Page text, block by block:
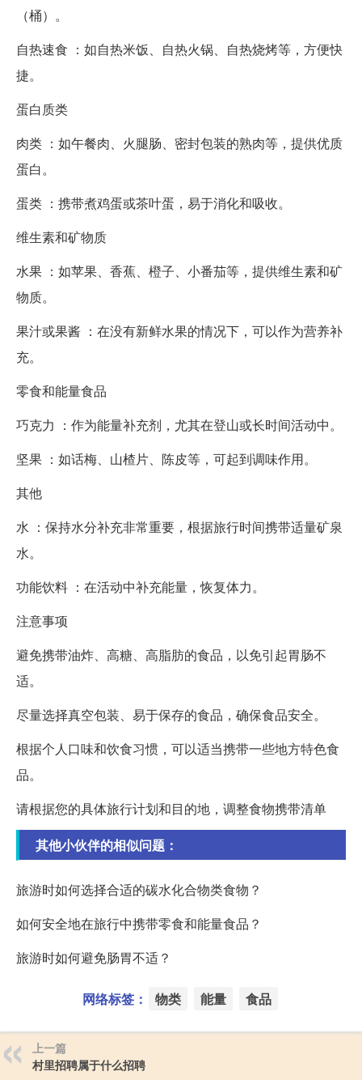
（桶）。
自热速食 ：如自热米饭、自热火锅、自热烧烤等，方便快
捷。
蛋白质类
肉类 ：如午餐肉、火腿肠、密封包装的熟肉等，提供优质
蛋白。
蛋类 ：携带煮鸡蛋或茶叶蛋，易于消化和吸收。
维生素和矿物质
水果 ：如苹果、香蕉、橙子、小番茄等，提供维生素和矿
物质。
果汁或果酱 ：在没有新鲜水果的情况下，可以作为营养补
充。
零食和能量食品
巧克力 ：作为能量补充剂，尤其在登山或长时间活动中。
坚果 ：如话梅、山楂片、陈皮等，可起到调味作用。
其他
水 ：保持水分补充非常重要，根据旅行时间携带适量矿泉
水。
功能饮料 ：在活动中补充能量，恢复体力。
注意事项
避免携带油炸、高糖、高脂肪的食品，以免引起胃肠不
适。
尽量选择真空包装、易于保存的食品，确保食品安全。
根据个人口味和饮食习惯，可以适当携带一些地方特色食
品。
请根据您的具体旅行计划和目的地，调整食物携带清单
其他小伙伴的相似问题：
旅游时如何选择合适的碳水化合物类食物？
如何安全地在旅行中携带零食和能量食品？
旅游时如何避免肠胃不适？
网络标签： 物类 能量 食品
上一篇
村里招聘属于什么招聘